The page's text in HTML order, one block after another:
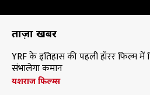
ताज़ा खबरें
YRF के इतिहास की पहली हॉरर फिल्म
संभालेगा कमान
यशराज फिल्म्स